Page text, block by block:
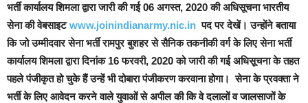
भर्ती कार्यालय शिमला द्वारा जारी की गई 06 अगस्त, 2020 की अधिसूचना भारतीय
सेना की वेबसाइटwww.joinindianarmy.nic.in पद पर देखें। उन्होंने बताया
कि जो उम्मीदवार सेना भर्ती रामपुर बुशहर से सैनिक तकनीकी वर्ग के लिए सेना भर्ती
कार्यालय शिमला द्वारा दिनांक 16 फरवरी, 2020 को जारी की गई अधिसूचना के तहत
पहले पंजीकृत हो चुके हैं उन्हें भी दोबारा पंजीकरण करवाना होगा। सेना के प्रवक्ता ने
भर्ती के लिए आवेदन करने वाले युवाओं से अपील की कि वे दलालों व जालसाजों के